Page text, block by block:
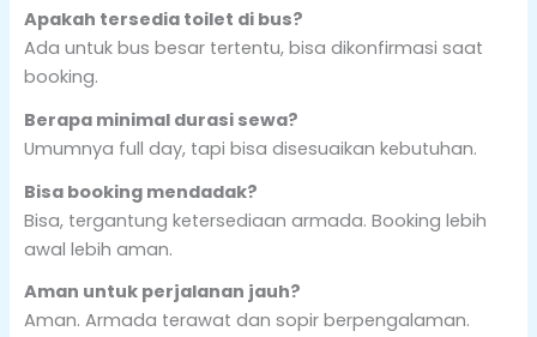
Apakah tersedia toilet di bus?
Ada untuk bus besar tertentu, bisa dikonfirmasi saat
booking.
Berapa minimal durasi sewa?
Umumnya full day, tapi bisa disesuaikan kebutuhan.
Bisa booking mendadak?
Bisa, tergantung ketersediaan armada. Booking lebih
awal lebih aman.
Aman untuk perjalanan jauh?
Aman. Armada terawat dan sopir berpengalaman.